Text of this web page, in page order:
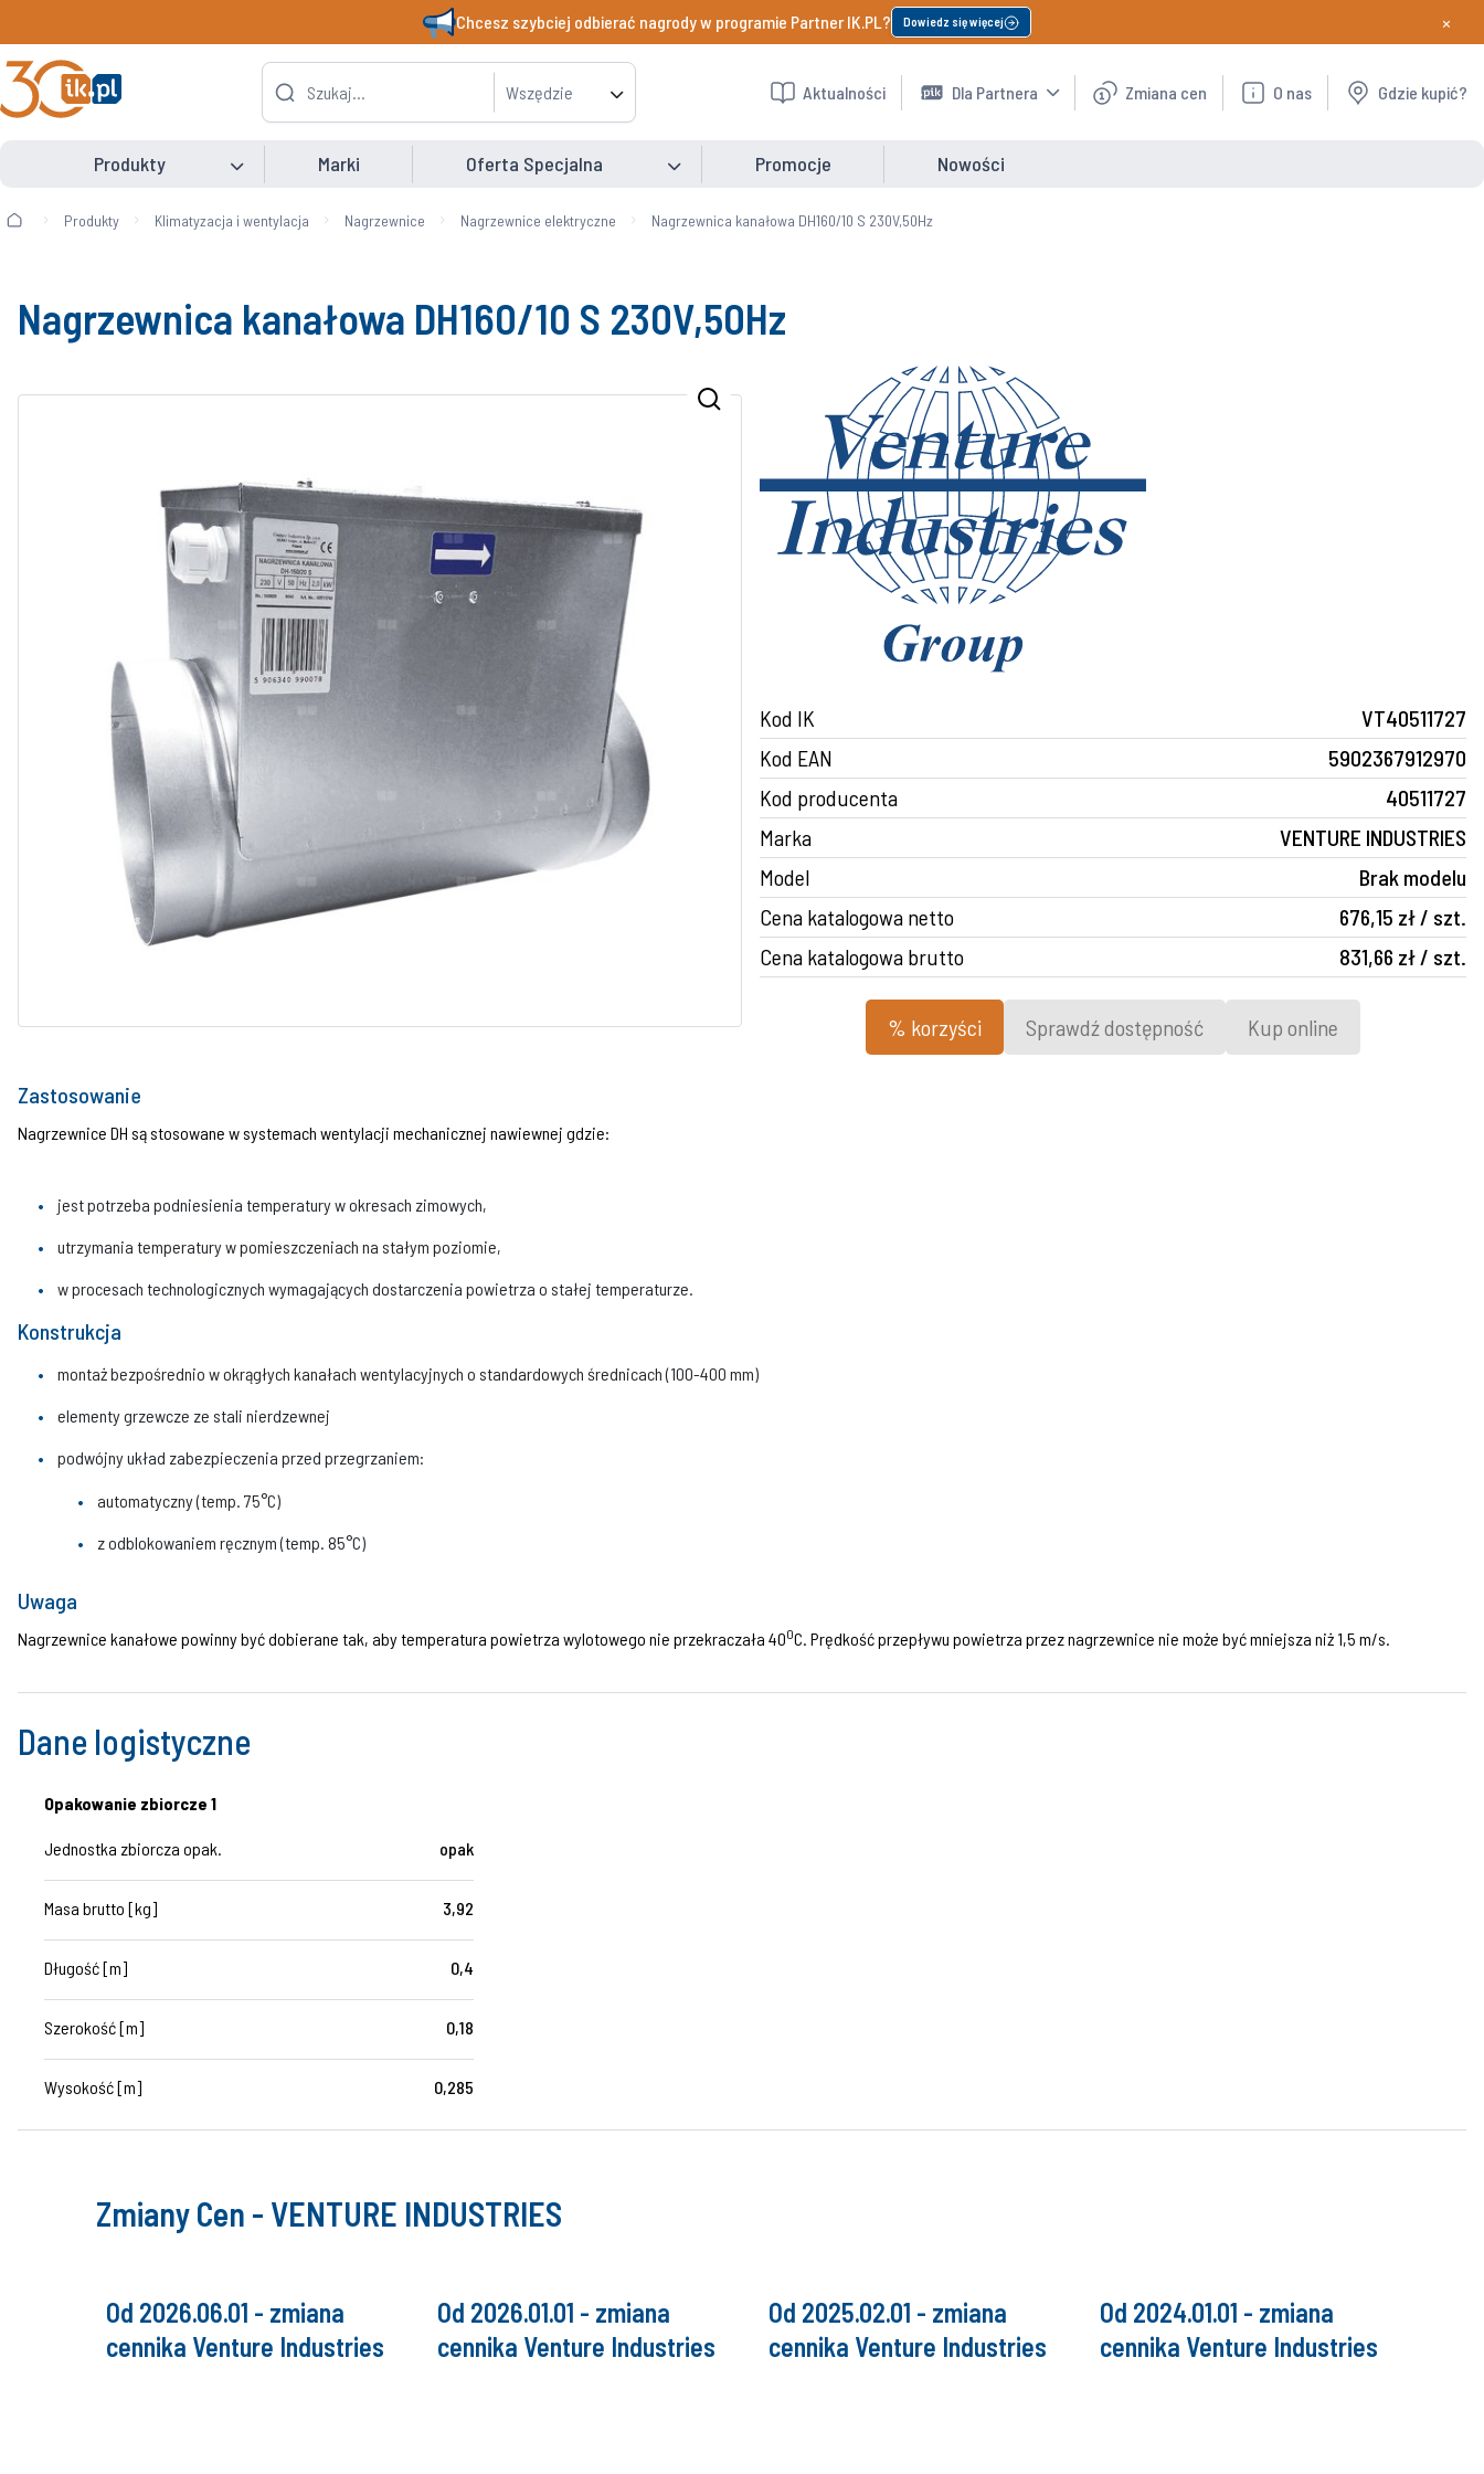
Chcesz szybciej odbierać nagrody w programie Partner IK.PL? Dowiedz się więcej ×
Wszędzie Aktualności Dla Partnera Zmiana cen O nas Gdzie kupić?
Produkty Marki Oferta Specjalna Promocje Nowości
Produkty Klimatyzacja i wentylacja Nagrzewnice Nagrzewnice elektryczne Nagrzewnica kanałowa DH160/10 S 230V,50Hz
Nagrzewnica kanałowa DH160/10 S 230V,50Hz
Kod IK
VT40511727
Kod EAN
5902367912970
Kod producenta
40511727
Marka
VENTURE INDUSTRIES
Model
Brak modelu
Cena katalogowa netto
676,15 zł / szt.
Cena katalogowa brutto
831,66 zł / szt.
% korzyści Sprawdź dostępność Kup online
Zastosowanie
Nagrzewnice DH są stosowane w systemach wentylacji mechanicznej nawiewnej gdzie:
jest potrzeba podniesienia temperatury w okresach zimowych,
utrzymania temperatury w pomieszczeniach na stałym poziomie,
w procesach technologicznych wymagających dostarczenia powietrza o stałej temperaturze.
Konstrukcja
montaż bezpośrednio w okrągłych kanałach wentylacyjnych o standardowych średnicach (100-400 mm)
elementy grzewcze ze stali nierdzewnej
podwójny układ zabezpieczenia przed przegrzaniem:
automatyczny (temp. 75°C)
z odblokowaniem ręcznym (temp. 85°C)
Uwaga
Nagrzewnice kanałowe powinny być dobierane tak, aby temperatura powietrza wylotowego nie przekraczała 400C. Prędkość przepływu powietrza przez nagrzewnice nie może być mniejsza niż 1,5 m/s.
Dane logistyczne
Opakowanie zbiorcze 1
Jednostka zbiorcza opak. opak
Masa brutto [kg] 3,92
Długość [m] 0,4
Szerokość [m] 0,18
Wysokość [m] 0,285
Zmiany Cen - VENTURE INDUSTRIES
Od 2026.06.01 - zmiana
cennika Venture Industries
Od 2026.01.01 - zmiana
cennika Venture Industries
Od 2025.02.01 - zmiana
cennika Venture Industries
Od 2024.01.01 - zmiana
cennika Venture Industries